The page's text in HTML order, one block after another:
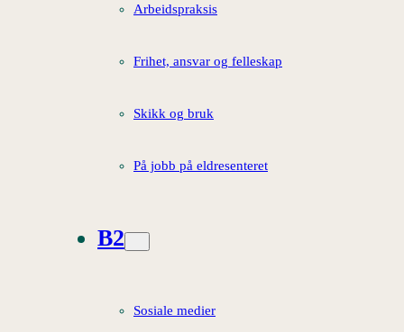
Arbeidspraksis
Frihet, ansvar og felleskap
Skikk og bruk
På jobb på eldresenteret
B2
Sosiale medier